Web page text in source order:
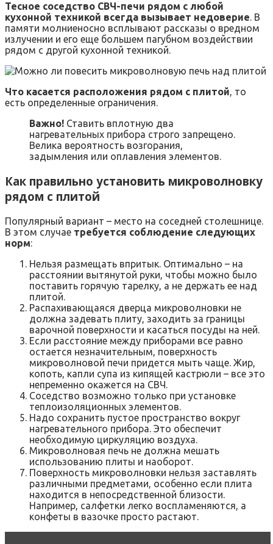
Тесное соседство СВЧ-печи рядом с любой
кухонной техникой всегда вызывает недоверие. В
памяти молниеносно всплывают рассказы о вредном
излучении и его еще большем пагубном воздействии
рядом с другой кухонной техникой.
Что касается расположения рядом с плитой, то
есть определенные ограничения.
Важно! Ставить вплотную два
нагревательных прибора строго запрещено.
Велика вероятность возгорания,
задымления или оплавления элементов.
Как правильно установить микроволновку
рядом с плитой
Популярный вариант – место на соседней столешнице.
В этом случае требуется соблюдение следующих
норм:
Нельзя размещать впритык. Оптимально – на
расстоянии вытянутой руки, чтобы можно было
поставить горячую тарелку, а не держать ее над
плитой.
Распахивающаяся дверца микроволновки не
должна задевать плиту, заходить за границы
варочной поверхности и касаться посуды на ней.
Если расстояние между приборами все равно
остается незначительным, поверхность
микроволновой печи придется мыть чаще. Жир,
копоть, капли супа из кипящей кастрюли – все это
непременно окажется на СВЧ.
Соседство возможно только при установке
теплоизоляционных элементов.
Надо сохранить пустое пространство вокруг
нагревательного прибора. Это обеспечит
необходимую циркуляцию воздуха.
Микроволновая печь не должна мешать
использованию плиты и наоборот.
Поверхность микроволновки нельзя заставлять
различными предметами, особенно если плита
находится в непосредственной близости.
Например, салфетки легко воспламеняются, а
конфеты в вазочке просто растают.